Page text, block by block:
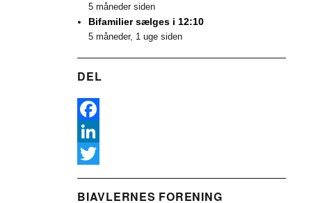
5 måneder siden
Bifamilier sælges i 12:10
5 måneder, 1 uge siden
DEL
F
a
e
L
nw
BIAVLERNES FORENING